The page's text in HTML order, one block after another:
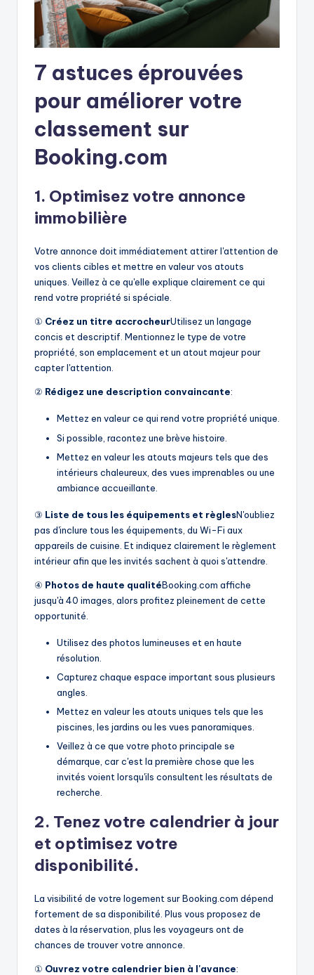
7 astuces éprouvées
pour améliorer votre
classement sur
Booking.com
1. Optimisez votre annonce
immobilière
Votre annonce doit immédiatement attirer l'attention de
vos clients cibles et mettre en valeur vos atouts
uniques. Veillez à ce qu'elle explique clairement ce qui
rend votre propriété si spéciale.
① Créez un titre accrocheurUtilisez un langage
concis et descriptif. Mentionnez le type de votre
propriété, son emplacement et un atout majeur pour
capter l'attention.
② Rédigez une description convaincante:
Mettez en valeur ce qui rend votre propriété unique.
Si possible, racontez une brève histoire.
Mettez en valeur les atouts majeurs tels que des
intérieurs chaleureux, des vues imprenables ou une
ambiance accueillante.
③ Liste de tous les équipements et règlesN'oubliez
pas d'inclure tous les équipements, du Wi-Fi aux
appareils de cuisine. Et indiquez clairement le règlement
intérieur afin que les invités sachent à quoi s'attendre.
④ Photos de haute qualitéBooking.com affiche
jusqu'à 40 images, alors profitez pleinement de cette
opportunité.
Utilisez des photos lumineuses et en haute
résolution.
Capturez chaque espace important sous plusieurs
angles.
Mettez en valeur les atouts uniques tels que les
piscines, les jardins ou les vues panoramiques.
Veillez à ce que votre photo principale se
démarque, car c'est la première chose que les
invités voient lorsqu'ils consultent les résultats de
recherche.
2. Tenez votre calendrier à jour
et optimisez votre
disponibilité.
La visibilité de votre logement sur Booking.com dépend
fortement de sa disponibilité. Plus vous proposez de
dates à la réservation, plus les voyageurs ont de
chances de trouver votre annonce.
① Ouvrez votre calendrier bien à l'avance: